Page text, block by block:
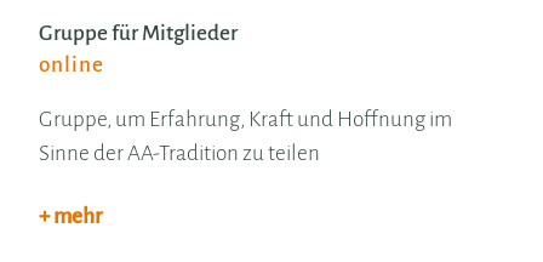
Gruppe für Mitglieder
online
Gruppe, um Erfahrung, Kraft und Hoffnung im
Sinne der AA-Tradition zu teilen
+ mehr